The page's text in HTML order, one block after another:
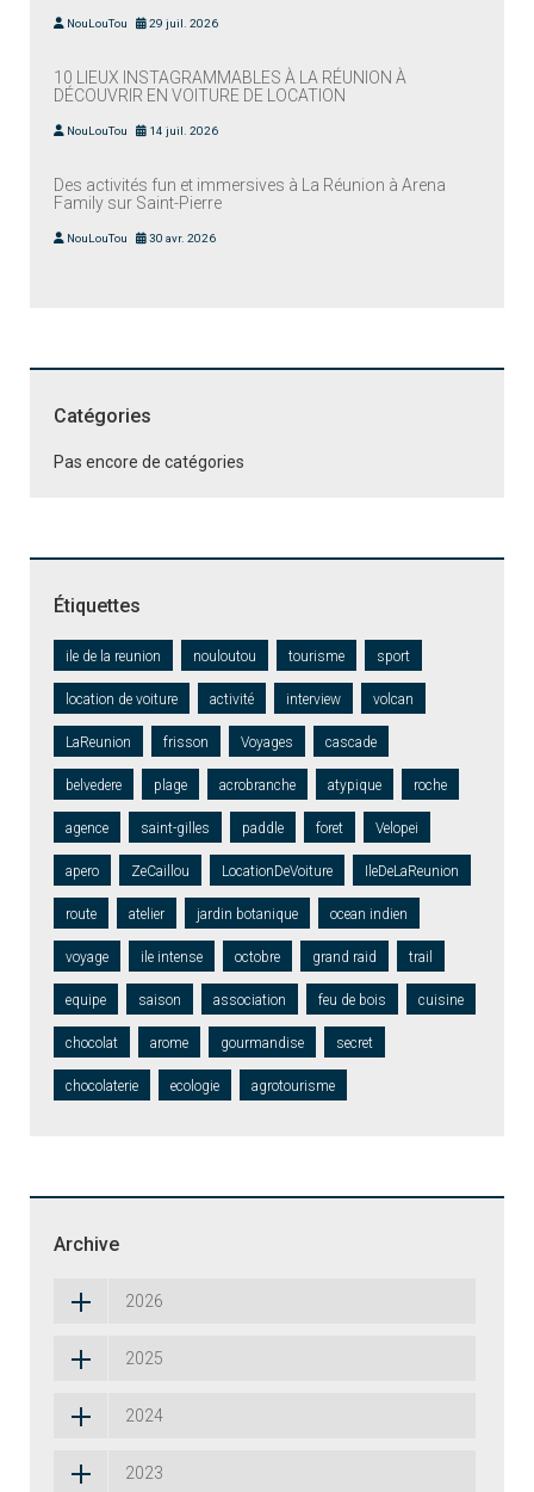
NouLouTou 29 juil. 2026
10 LIEUX INSTAGRAMMABLES À LA RÉUNION À
DÉCOUVRIR EN VOITURE DE LOCATION
NouLouTou 14 juil. 2026
Des activités fun et immersives à La Réunion à Arena
Family sur Saint-Pierre
NouLouTou 30 avr. 2026
Catégories
Pas encore de catégories
Étiquettes
ile de la reunion nouloutou tourisme sport
location de voiture activité interview volcan
LaReunion frisson Voyages cascade
belvedere plage acrobranche atypique roche
agence saint-gilles paddle foret Velopei
apero ZeCaillou LocationDeVoiture IleDeLaReunion
route atelier jardin botanique ocean indien
voyage ile intense octobre grand raid trail
equipe saison association feu de bois cuisine
chocolat arome gourmandise secret
chocolaterie ecologie agrotourisme
Archive
2026
2025
2024
2023